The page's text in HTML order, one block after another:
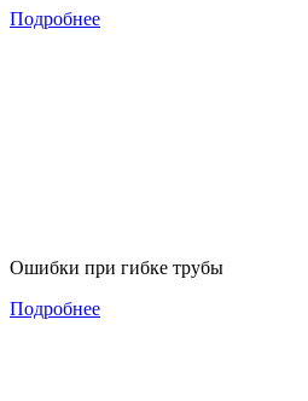
Подробнее
Ошибки при гибке трубы
Подробнее